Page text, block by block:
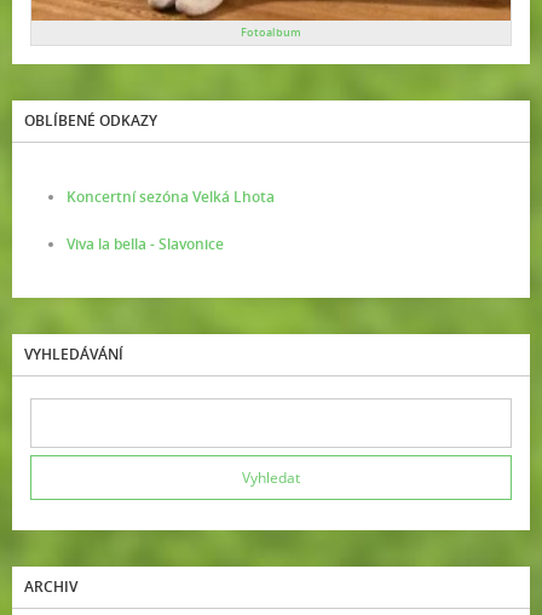
Fotoalbum
OBLÍBENÉ ODKAZY
Koncertní sezóna Velká Lhota
Viva la bella - Slavonice
VYHLEDÁVÁNÍ
ARCHIV